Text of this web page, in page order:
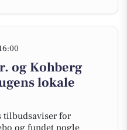
og Kohberg
lokale
tilbudsaviser for
og fundet nogle